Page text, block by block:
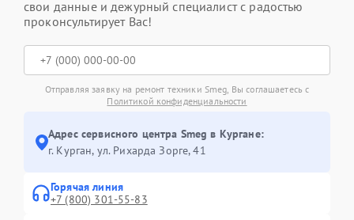
свои данные и дежурный специалист с радостью
проконсультирует Вас!
Отправляя заявку на ремонт техники Smeg, Вы соглашаетесь с
Политикой конфиденциальности
Адрес сервисного центра Smeg в Кургане:
г. Курган, ул. Рихарда Зорге, 41
Горячая линия
+7 (800) 301-55-83